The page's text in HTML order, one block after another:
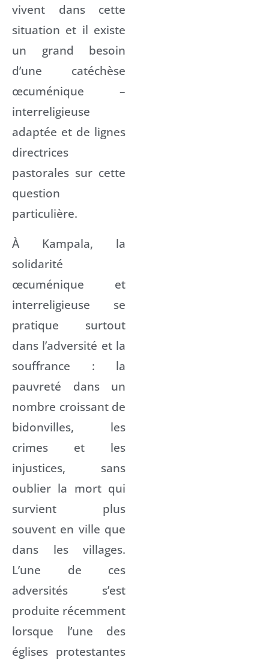
vivent dans cette
situation et il existe
un grand besoin
d’une catéchèse
œcuménique –
interreligieuse
adaptée et de lignes
directrices
pastorales sur cette
question
particulière.
À Kampala, la
solidarité
œcuménique et
interreligieuse se
pratique surtout
dans l’adversité et la
souffrance : la
pauvreté dans un
nombre croissant de
bidonvilles, les
crimes et les
injustices, sans
oublier la mort qui
survient plus
souvent en ville que
dans les villages.
L’une de ces
adversités s’est
produite récemment
lorsque l’une des
églises protestantes